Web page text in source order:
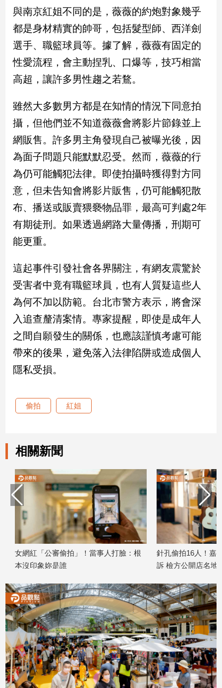
觀
兩
岸/
國
社
地
方
新
冠
病
專
區
南
灣
觀
南
台
灣
觀
點
星
流
行/
時
尚
追
星
生
活
建
築/
室
內
設
計
旅
遊/
與南京紅姐不同的是，薇薇的約炮對象幾乎
都是身材精實的帥哥，包括髮型師、西洋劍
選手、職籃球員等。據了解，薇薇有固定的
性愛流程，會主動捏乳、口爆等，技巧相當
高超，讓許多男性趨之若鶩。
雖然大多數男方都是在知情的情況下同意拍
攝，但他們並不知道薇薇會將影片節錄並上
網販售。許多男主角發現自己被曝光後，因
為面子問題只能默默忍受。然而，薇薇的行
為仍可能觸犯法律。即使拍攝時獲得對方同
意，但未告知會將影片販售，仍可能觸犯散
布、播送或販賣猥褻物品罪，最高可判處2年
有期徒刑。如果透過網路大量傳播，刑期可
能更重。
這起事件引發社會各界關注，有網友震驚於
受害者中竟有職籃球員，也有人質疑這些人
為何不加以防範。台北市警方表示，將會深
入追查釐清案情。專家提醒，即使是成年人
之間自願發生的關係，也應該謹慎考慮可能
帶來的後果，避免落入法律陷阱或造成個人
隱私受損。
偷拍 紅姐
相關新聞
女網紅「公審偷拍」！當事人打臉：根
本沒印象妳是誰
針孔偷拍16人！嘉義
訴 檢方公開店名地址